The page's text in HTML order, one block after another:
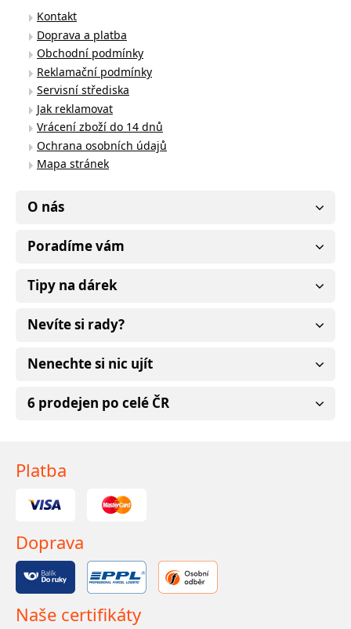
Kontakt
Doprava a platba
Obchodní podmínky
Reklamační podmínky
Servisní střediska
Jak reklamovat
Vrácení zboží do 14 dnů
Ochrana osobních údajů
Mapa stránek
O nás
Poradíme vám
Tipy na dárek
Nevíte si rady?
Nenechte si nic ujít
6 prodejen po celé ČR
Platba
Doprava
Naše certifikáty